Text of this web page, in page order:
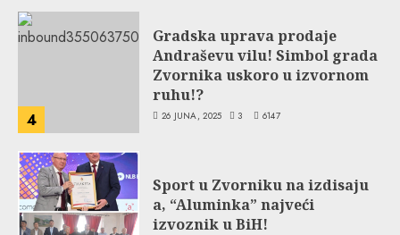
4
Gradska uprava prodaje
Andraševu vilu! Simbol grada
Zvornika uskoro u izvornom
ruhu!?
26 JUNA, 2025 3 6147
Sport u Zvorniku na izdisaju
a, “Aluminka” najveći
izvoznik u BiH!